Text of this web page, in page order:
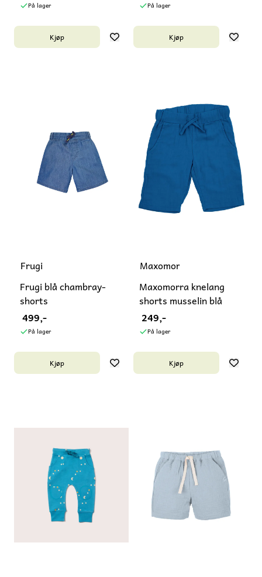
På lager
Kjøp
På lager
Kjøp
Frugi
Frugi blå chambray-
shorts
499,-
På lager
Kjøp
Maxomorra
Maxomorra knelang
shorts musselin blå
249,-
På lager
Kjøp